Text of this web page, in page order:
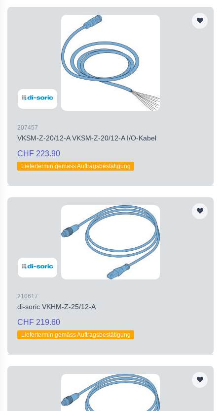
207457
VKSM-Z-20/12-A VKSM-Z-20/12-A I/O-Kabel
CHF 223.90
Liefertermin gemäss Auftragsbestätigung
210617
di-soric VKHM-Z-25/12-A
CHF 219.60
Liefertermin gemäss Auftragsbestätigung